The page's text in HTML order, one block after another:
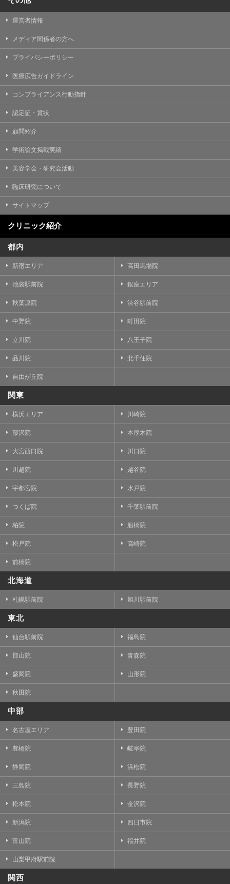
運営者情報
メディア関係者の方へ
プライバシーポリシー
医療広告ガイドライン
コンプライアンス行動指針
認定証・賞状
顧問紹介
学術論文掲載実績
美容学会・研究会活動
臨床研究について
サイトマップ
クリニック紹介
都内
新宿エリア 高田馬場院
池袋駅前院 銀座エリア
秋葉原院 渋谷駅前院
中野院 町田院
立川院 八王子院
品川院 北千住院
自由が丘院
関東
横浜エリア 川崎院
藤沢院 本厚木院
大宮西口院 川口院
川越院 越谷院
宇都宮院 水戸院
つくば院 千葉駅前院
柏院 船橋院
松戸院 高崎院
前橋院
北海道
札幌駅前院 旭川駅前院
東北
仙台駅前院 福島院
郡山院 青森院
盛岡院 山形院
秋田院
中部
名古屋エリア 豊田院
豊橋院 岐阜院
静岡院 浜松院
三島院 長野院
松本院 金沢院
新潟院 四日市院
富山院 福井院
山梨甲府駅前院
関西